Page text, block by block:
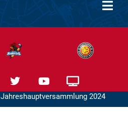
Jahreshauptversammlung 2024